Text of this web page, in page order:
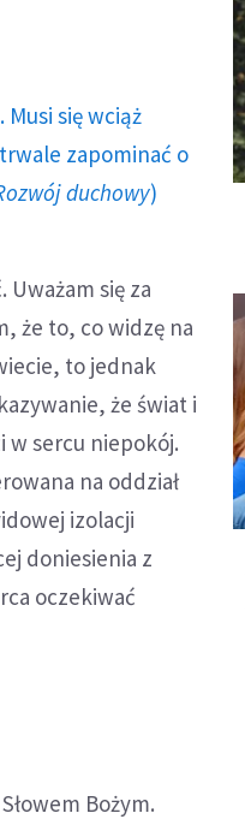
się wciąż
zapominać o
duchowy)
się za
że to, co widzę na
to jednak
że świat i
w sercu niepokój.
na oddział
izolacji
doniesienia z
oczekiwać
Bożym.